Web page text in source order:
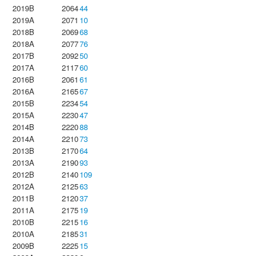
2019B
206444
2019A
2071 10
2018B
206968
2018A
207776
2017B
209250
2017A
211760
2016B
2061 61
2016A
216567
2015B
223454
2015A
223047
2014B
222088
2014A
221073
2013B
217064
2013A
219093
2012B
2140109
2012A
212563
2011B
212037
2011A
217519
2010B
221516
2010A
218531
2009B
222515